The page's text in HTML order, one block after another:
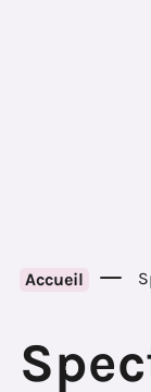
Accueil